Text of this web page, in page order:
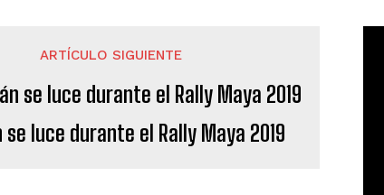
ARTÍCULO SIGUIENTE
se luce durante el Rally Maya 2019